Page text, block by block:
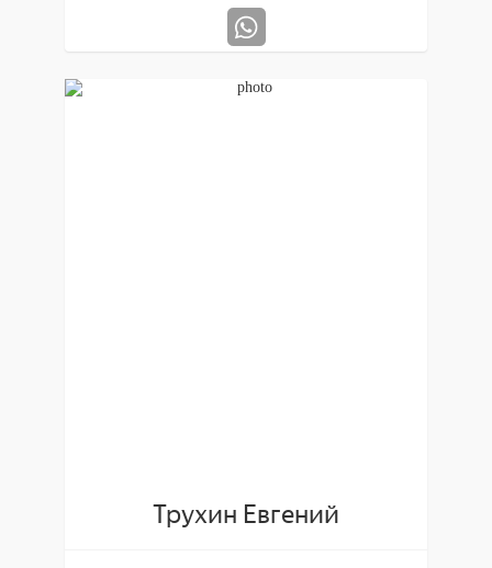
Трухин Евгений